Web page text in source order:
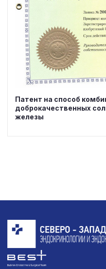
Патент на способ
доброкачественных
железы